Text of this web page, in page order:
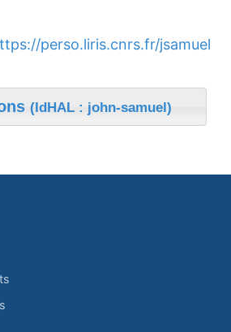
perso.liris.cnrs.fr/jsamuel
(IdHAL : john-samuel)